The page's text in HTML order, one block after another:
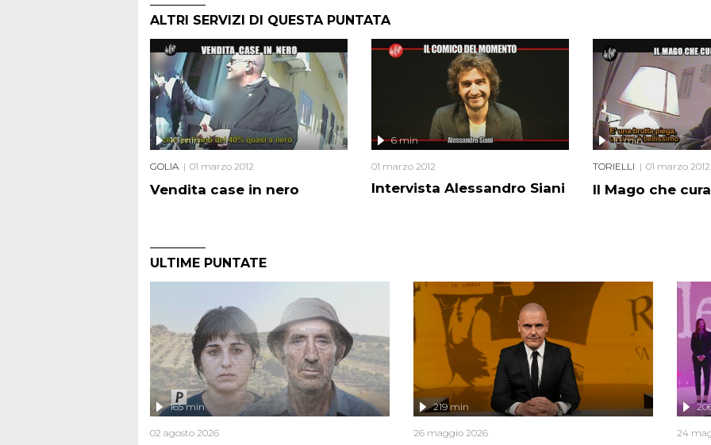
ALTRI SERVIZI DI QUESTA PUNTATA
Vendita case in nero
10 min
GOLIA 01 marzo 2012
Intervista Alessandro Siani
6 min
01 marzo 2012
Il Mago che
10 min
TORIELLI 01 marzo 2012
ULTIME PUNTATE
165 min
02 agosto 2026
219 min
26 maggio 2026 24